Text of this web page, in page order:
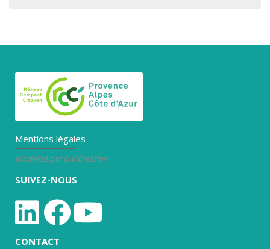
Mentions légales
Modélisé par G.V.Création
SUIVEZ-NOUS
CONTACT